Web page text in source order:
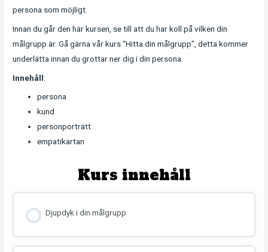
persona som möjligt.
Innan du går den här kursen, se till att du har koll på vilken din
målgrupp är. Gå gärna vår kurs “Hitta din målgrupp”, detta kommer
underlätta innan du grottar ner dig i din persona.
Innehåll:
persona
kund
personporträtt
empatikartan
Kurs innehåll
Djupdyk i din målgrupp